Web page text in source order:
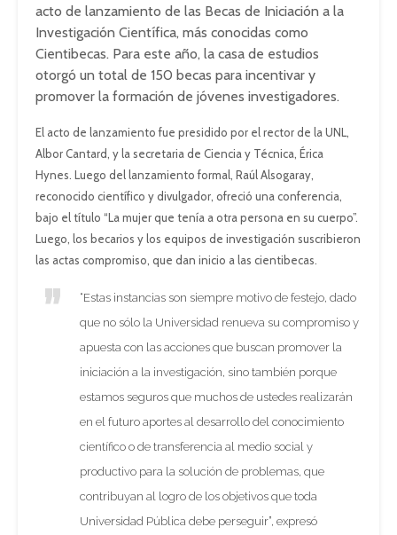
acto de lanzamiento de las Becas de Iniciación a la
Investigación Científica, más conocidas como
Cientibecas. Para este año, la casa de estudios
otorgó un total de 150 becas para incentivar y
promover la formación de jóvenes investigadores.
El acto de lanzamiento fue presidido por el rector de la UNL,
Albor Cantard, y la secretaria de Ciencia y Técnica, Érica
Hynes. Luego del lanzamiento formal, Raúl Alsogaray,
reconocido científico y divulgador, ofreció una conferencia,
bajo el título “La mujer que tenía a otra persona en su cuerpo”.
Luego, los becarios y los equipos de investigación suscribieron
las actas compromiso, que dan inicio a las cientibecas.
“Estas instancias son siempre motivo de festejo, dado
que no sólo la Universidad renueva su compromiso y
apuesta con las acciones que buscan promover la
iniciación a la investigación, sino también porque
estamos seguros que muchos de ustedes realizarán
en el futuro aportes al desarrollo del conocimiento
científico o de transferencia al medio social y
productivo para la solución de problemas, que
contribuyan al logro de los objetivos que toda
Universidad Pública debe perseguir”, expresó